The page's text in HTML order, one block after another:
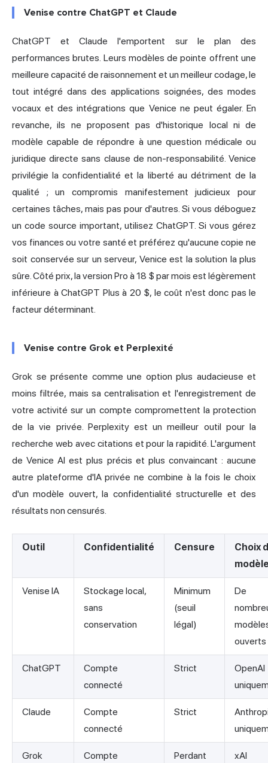
Venise contre ChatGPT et Claude
ChatGPT etClaude l'emportent sur le plan des
performances brutes. Leurs modèles de pointe offrent une
meilleure capacité de raisonnement et un meilleur codage, le
tout intégré dans des applications soignées, des modes
vocaux et des intégrations que Venice ne peut égaler. En
revanche, ils ne proposent pas d'historique local ni de
modèle capable de répondre à une question médicale ou
juridique directe sans clause de non-responsabilité. Venice
privilégie la confidentialité et la liberté au détriment de la
qualité ; un compromis manifestement judicieux pour
certaines tâches, mais pas pour d'autres. Si vous déboguez
un code source important, utilisez ChatGPT. Si vous gérez
vos finances ou votre santé et préférez qu'aucune copie ne
soit conservée sur un serveur, Venice est la solution la plus
sûre. Côté prix, la version Pro à 18 $ par mois est légèrement
inférieure à ChatGPT Plus à 20 $, le coût n'est donc pas le
facteur déterminant.
Venise contre Grok et Perplexité
Grok se présente comme une option plus audacieuse et
moins filtrée, mais sa centralisation et l'enregistrement de
votre activité sur un compte compromettent la protection
de la vie privée. Perplexity est un meilleur outil pour la
recherche web avec citations et pour la rapidité. L'argument
de Venice AI est plus précis et plus convaincant : aucune
autre plateforme d'IA privée ne combine à la fois le choix
d'un modèle ouvert, la confidentialité structurelle et des
résultats non censurés.
Outil Confidentialité Censure
Choix
Venise IA
Stockage local,
sans
conservation
Minimum
(seuil
légal)
De
ouverts
ChatGPT
Compte
connecté
Strict
OpenAI
Claude
Compte
connecté
Strict
Grok Compte Perdant xAI